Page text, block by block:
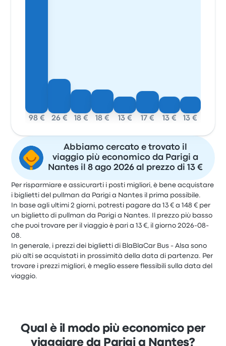
98 € 26 € 18 € 18 € 13 € 17 € 13 € 13 €
Abbiamo cercato e trovato il
viaggio più economico da Parigi a
Nantes il 8 ago 2026 al prezzo di 13 €
Per risparmiare e assicurarti i posti migliori, è bene acquistare
i biglietti del pullman da Parigi a Nantes il prima possibile.
In base agli ultimi 2 giorni, potresti pagare da 13 € a 148 € per
un biglietto di pullman da Parigi a Nantes. Il prezzo più basso
che puoi trovare per il viaggio è pari a 13 €, il giorno 2026-08-
08.
In generale, i prezzi dei biglietti di BlaBlaCar Bus - Alsa sono
più alti se acquistati in prossimità della data di partenza. Per
trovare i prezzi migliori, è meglio essere flessibili sulla data del
viaggio.
Qual è il modo più economico per
viaggiare da Parigi a Nantes?